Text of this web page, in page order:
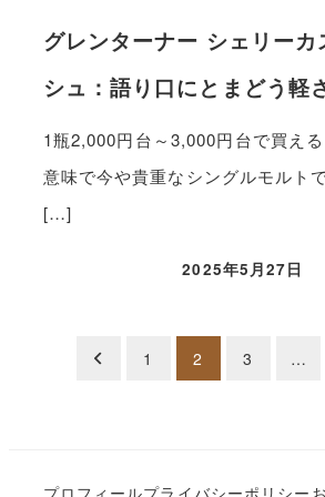
グレンターナー シェリーカ
シュ：語り口にとまどう軽
1瓶2,000円台～3,000円台で買え
意味で今や貴重なシングルモルト
[…]
2025年5月27日
の
1 2 3 …